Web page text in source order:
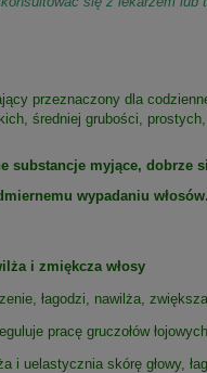
przeznaczony dla
średniej grubości,
substancje myjące,
wypadaniu
i zmiękcza włosy
łagodzi, nawilża,
pracę gruczołów
i uelastycznia skórę głowy,